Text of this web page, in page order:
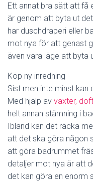
Ett annat bra sätt att få
är genom att byta ut
har duschdraperi eller
mot nya för att genast
även vara läge att byta
Köp ny inredning
Sist men inte minst kan
Med hjälp av växter,
helt annan stämning i
Ibland kan det räcka
att det ska göra någon
att göra badrummet
detaljer mot nya är att
det kan göra en enorm